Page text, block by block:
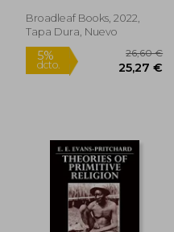
dcto. 156,10 €
Broadleaf Books, 2022,
Tapa Dura, Nuevo